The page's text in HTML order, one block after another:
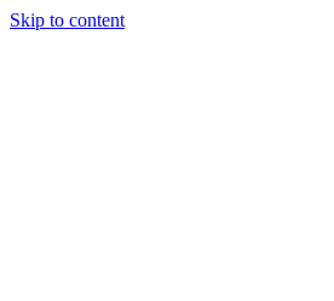
Skip to content